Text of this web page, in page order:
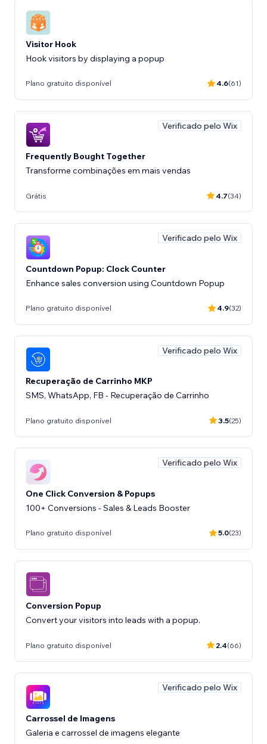
Visitor Hook
Hook visitors by displaying a popup
Plano gratuito disponível 4.6(61)
Verificado pelo Wix
Frequently Bought Together
Transforme combinações em mais vendas
Grátis 4.7(34)
Verificado pelo Wix
Countdown Popup: Clock Counter
Enhance sales conversion using Countdown Popup
Plano gratuito disponível 4.9(32)
Verificado pelo Wix
Recuperação de Carrinho MKP
SMS, WhatsApp, FB - Recuperação de Carrinho
Plano gratuito disponível 3.5(25)
Verificado pelo Wix
One Click Conversion & Popups
100+ Conversions - Sales & Leads Booster
Plano gratuito disponível 5.0(23)
Conversion Popup
Convert your visitors into leads with a popup.
Plano gratuito disponível 2.4(66)
Verificado pelo Wix
Carrossel de Imagens
Galeria e carrossel de imagens elegante